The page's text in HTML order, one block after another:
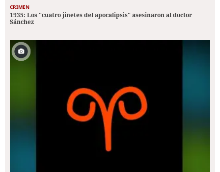
CRIMEN
1935: Los "cuatro jinetes del apocalipsis" asesinaron al doctor
Sánchez